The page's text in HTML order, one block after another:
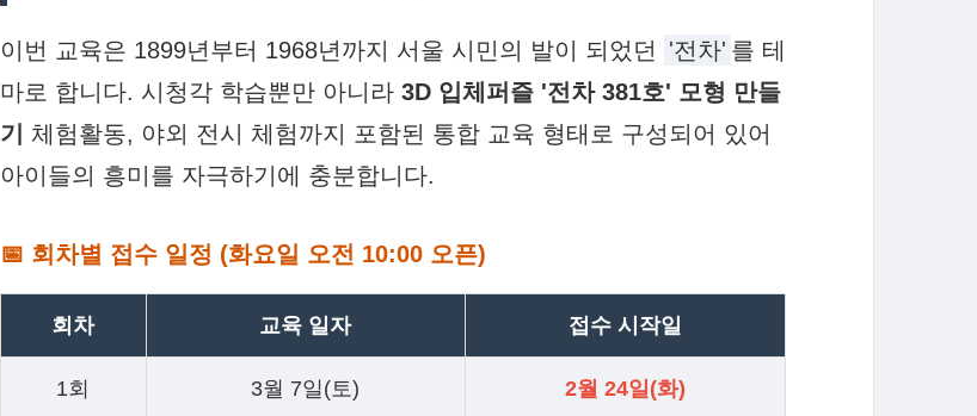
이번 교육은 1899년부터 1968년까지 서울 시민의 발이 되었던 '전차' 를 테
마로 합니다. 시청각 학습뿐만 아니라 3D 입체퍼즐 '전차 381호' 모형 만들
기
체험활동, 야외 전시 체험까지 포함된 통합 교육 형태로 구성되어 있어
아이들의 흥미를 자극하기에 충분합니다.
📅 회차별 접수 일정 (화요일 오전 10:00 오픈)
회차 교육 일자 접수 시작일
1회 3월 7일(토) 2월 24일(화)